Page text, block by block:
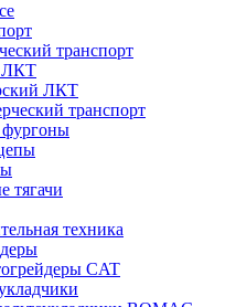
транспорт
ЛКТ
ЛКТ
транспорт
фургоны
тягачи
техника
CAT